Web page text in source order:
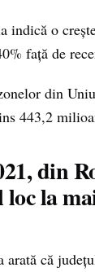
indică o
față de
din
443,2
din
loc la
că